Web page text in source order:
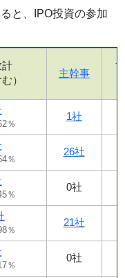
と、IPO投資の参加
）
主幹事
％
1社
％
26社
％
0社
％
21社
％
0社